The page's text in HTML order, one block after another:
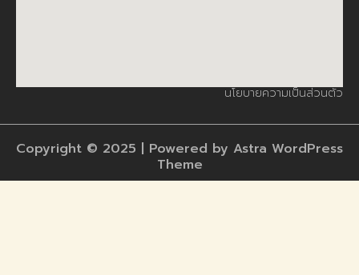
นโยบายความเป็นส่วนตัว
Copyright © 2025 | Powered by Astra WordPress
Theme